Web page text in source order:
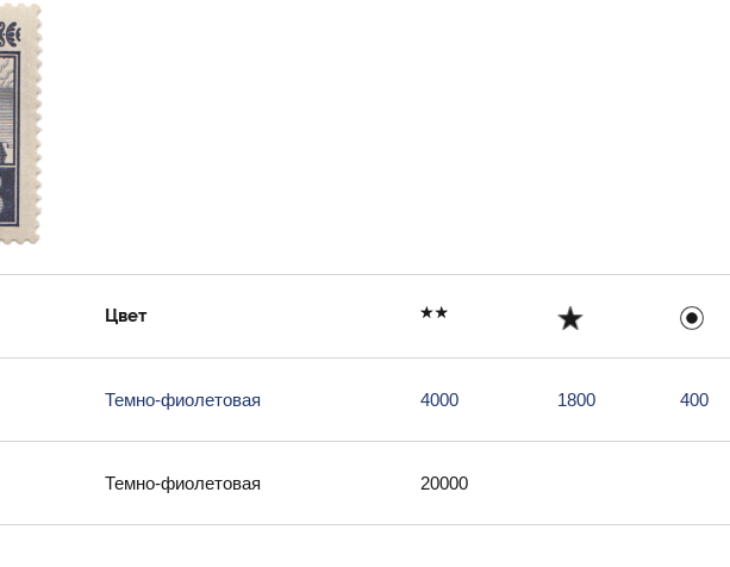
Цвет
Темно-фиолетовая 4000 1800 400
Темно-фиолетовая 20000